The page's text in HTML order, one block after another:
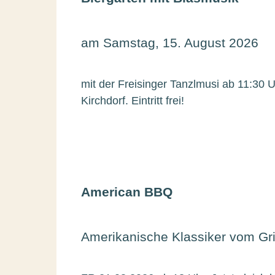
am Samstag, 15. August 2026
mit der Freisinger Tanzlmusi ab 11:30
Kirchdorf. Eintritt frei!
American BBQ
Amerikanische Klassiker vom